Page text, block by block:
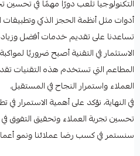
التكنولوجيا تلعب دورًا مهمًا في تحسين
أدوات مثل أنظمة الحجز الذكي وتطبيقات
تساعدنا على تقديم خدمات أفضل
الاستثمار في التقنية أصبح ضروريًا
المطاعم التي تستخدم هذه التقنيات
العملاء واستمرار النجاح في المستقبل.
في النهاية، نؤكد على أهمية الاستمرار
تحسين تجربة العملاء وتحقيق التفوق في
سنستمر في كسب رضا عملائنا ونمو